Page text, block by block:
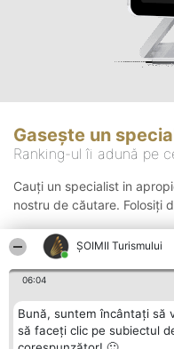
ȘOIMII Turismului
06:04
Bună, suntem încântați să
să faceți clic pe subiectul
Gasește un
Ranking-ul îi adună pe
Cauți un specialist in
nostru de căutare. Folosiți